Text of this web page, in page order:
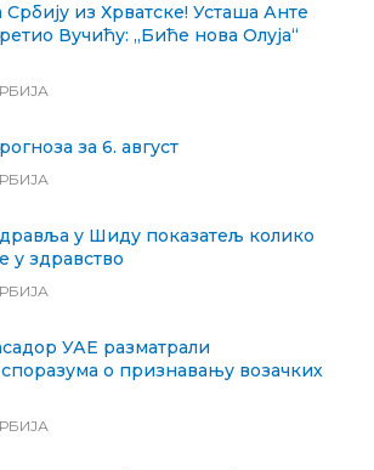
из Хрватске! Усташа Анте
Вучићу: „Биће нова Олуја“
за 6. август
у Шиду показатељ колико
у здравство
УАЕ разматрали
о признавању возачких